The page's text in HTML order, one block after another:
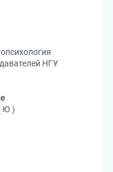
НГУ
Ю )